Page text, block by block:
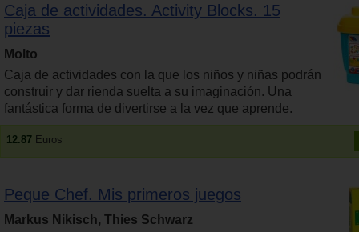
Caja de actividades. Activity Blocks. 15
piezas
Molto
Caja de actividades con la que los niños y niñas podrán
construir y dar rienda suelta a su imaginación. Una
fantástica forma de divertirse a la vez que aprende.
12.87 Euros
Peque Chef. Mis primeros juegos
Markus Nikisch, Thies Schwarz